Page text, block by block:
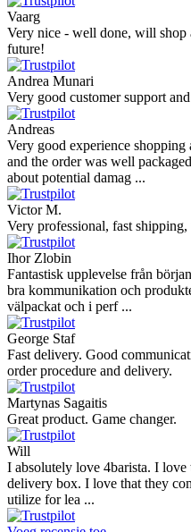
Vaarg
Very nice - well done, will shop
future!
Andrea Munari
Very good customer support
Andreas
Very good experience
and the order was well
about potential damag ...
Victor M.
Very professional, fast
Ihor Zlobin
Fantastisk upplevelse från
bra kommunikation och
välpackat och i perf ...
George Staf
Fast delivery. Good
order procedure and delivery.
Martynas Sagaitis
Great product. Game changer.
Will
I absolutely love 4barista. I love
delivery box. I love that they
utilize for lea ...